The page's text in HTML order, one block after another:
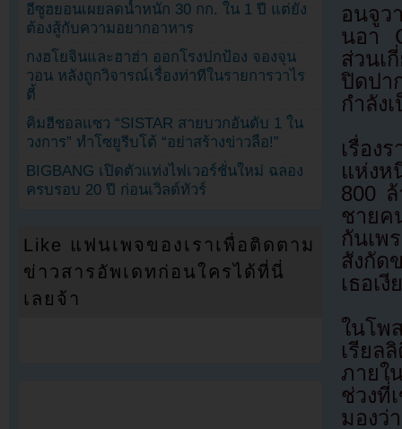
อนจูว
นอา
ส่วนเ
ปิดปา
กำลัง
เรื่อง
แห่งห
800
ชายค
กันเพ
สังกัด
เธอเ
ในโพ
เรียล
ภายใ
ช่วงที่
มองว่
อีซูฮยอนเผยลดน้ำหนัก 30 กก. ใน 1 ปี แต่ยัง
ต้องสู้กับความอยากอาหาร
กงฮโยจินและฮาฮ่า ออกโรงปกป้อง จองจุน
วอน หลังถูกวิจารณ์เรื่องท่าทีในรายการวาไร
ตี้
คิมฮีชอลแซว “SISTAR สายบวกอันดับ 1 ใน
วงการ” ทำโซยูรีบโต้ “อย่าสร้างข่าวลือ!”
BIGBANG เปิดตัวแท่งไฟเวอร์ชั่นใหม่ ฉลอง
ครบรอบ 20 ปี ก่อนเวิลด์ทัวร์
Like แฟนเพจของเราเพื่อติดตาม
ข่าวสารอัพเดทก่อนใครได้ที่นี่
เลยจ้า